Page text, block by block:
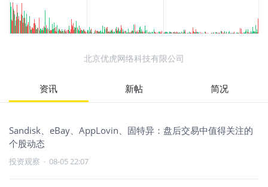
北京优虎网络科技有限公司
资讯 新帖 简况
Sandisk、eBay、AppLovin、固特异：盘后交易中值得关注的
个股动态
投资观察 · 08-05 22:07